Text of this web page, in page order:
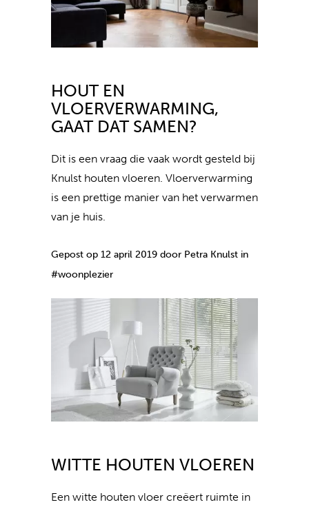
HOUT EN
VLOERVERWARMING,
GAAT DAT SAMEN?
Dit is een vraag die vaak wordt gesteld bij
Knulst houten vloeren. Vloerverwarming
is een prettige manier van het verwarmen
van je huis.
Gepost op 12 april 2019 door Petra Knulst in
#woonplezier
WITTE HOUTEN VLOEREN
Een witte houten vloer creëert ruimte in